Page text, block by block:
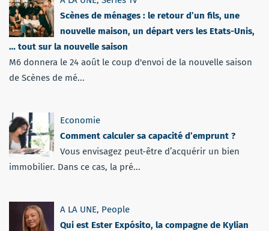
Scènes de ménages : le retour d’un fils, une
nouvelle maison, un départ vers les Etats-Unis,
… tout sur la nouvelle saison
M6 donnera le 24 août le coup d'envoi de la nouvelle saison
de Scènes de mé...
Economie
Comment calculer sa capacité d’emprunt ?
Vous envisagez peut-être d’acquérir un bien
immobilier. Dans ce cas, la pré...
A LA UNE, People
Qui est Ester Expósito, la compagne de Kylian